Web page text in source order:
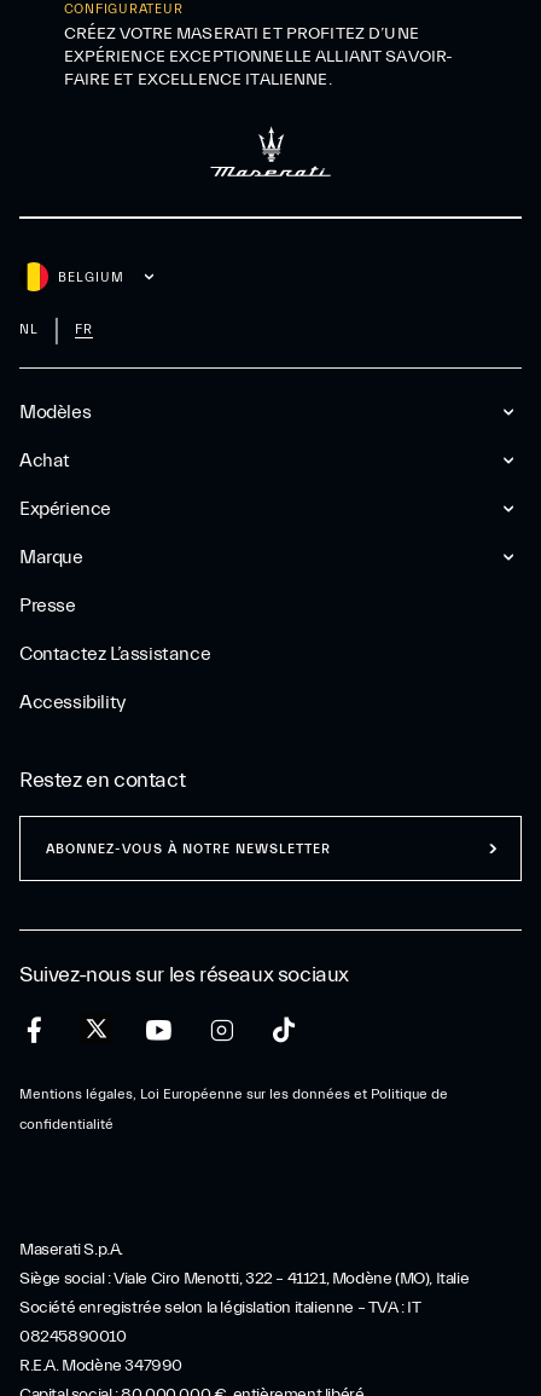
CONFIGURATEUR
CRÉEZ VOTRE MASERATI ET PROFITEZ D’UNE
EXPÉRIENCE EXCEPTIONNELLE ALLIANT SAVOIR-
FAIRE ET EXCELLENCE ITALIENNE.
Modèles
Achat
Expérience
Marque
Presse
Contactez L’assistance
Accessibility
BELGIUM
NL FR
Suivez-nous sur les réseaux sociaux
Mentions légales, Loi Européenne sur les données et Politique de
confidentialité
Restez en contact
ABONNEZ-VOUS À NOTRE NEWSLETTER
Maserati S.p.A.
Siège social : Viale Ciro Menotti, 322 – 41121, Modène (MO), Italie
Société enregistrée selon la législation italienne – TVA : IT
08245890010
R.E.A. Modène 347990